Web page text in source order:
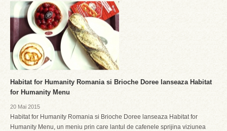
Habitat for Humanity Romania si Brioche Doree lanseaza Habitat
for Humanity Menu
20 Mai 2015
Habitat for Humanity Romania si Brioche Doree lanseaza Habitat for
Humanity Menu, un meniu prin care lantul de cafenele sprijina viziunea